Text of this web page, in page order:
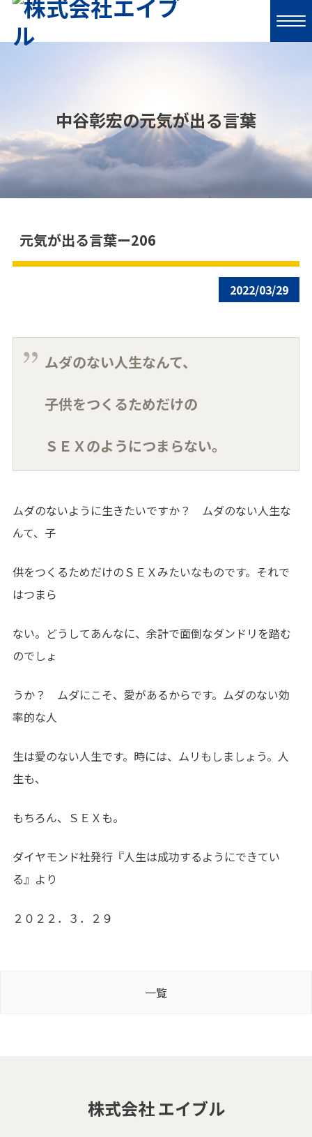
中谷彰宏の元気が出る言葉
元気が出る言葉ー206
2022/03/29
ムダのない人生なんて、
子供をつくるためだけの
ＳＥＸのようにつまらない。
ムダのないように生きたいですか？ ムダのない人生な
んて、子
供をつくるためだけのＳＥＸみたいなものです。それで
はつまら
ない。どうしてあんなに、余計で面倒なダンドリを踏む
のでしょ
うか？ ムダにこそ、愛があるからです。ムダのない効
率的な人
生は愛のない人生です。時には、ムリもしましょう。人
生も、
もちろん、ＳＥＸも。
ダイヤモンド社発行『人生は成功するようにできてい
る』より
２０２２．３．２９
一覧
株式会社 エイブル